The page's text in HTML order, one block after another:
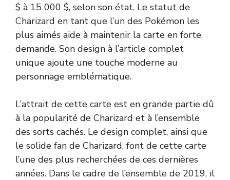
$ à 15 000 $, selon son état. Le statut de
Charizard en tant que l’un des Pokémon les
plus aimés aide à maintenir la carte en forte
demande. Son design à l’article complet
unique ajoute une touche moderne au
personnage emblématique.
L’attrait de cette carte est en grande partie dû
à la popularité de Charizard et à l’ensemble
des sorts cachés. Le design complet, ainsi que
le solide fan de Charizard, font de cette carte
l’une des plus recherchées de ces dernières
années. Dans le cadre de l’ensemble de 2019, il